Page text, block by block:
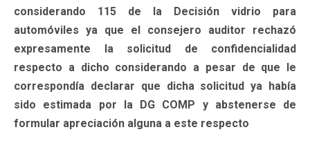
considerando 115 de la Decisión vidrio para
automóviles ya que el consejero auditor rechazó
expresamente la solicitud de confidencialidad
respecto a dicho considerando a pesar de que le
correspondía declarar que dicha solicitud ya había
sido estimada por la DG COMP y abstenerse de
formular apreciación alguna a este respecto